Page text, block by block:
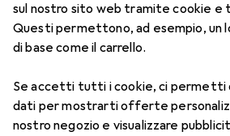
sul nostro sito web tramite cookie e
Questi permettono, ad esempio, un
di base come il carrello.
Se accetti tutti i cookie, ci permetti
dati per mostrarti offerte
nostro negozio e visualizzare
ScopriForum